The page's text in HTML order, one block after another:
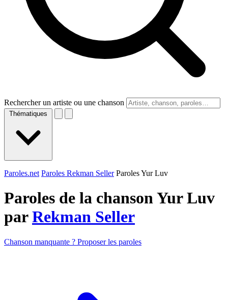
Rechercher un artiste ou une chanson
Thématiques
Paroles.net Paroles Rekman Seller Paroles Yur Luv
Paroles de la chanson Yur Luv
parRekman Seller
Chanson manquante ? Proposer les paroles